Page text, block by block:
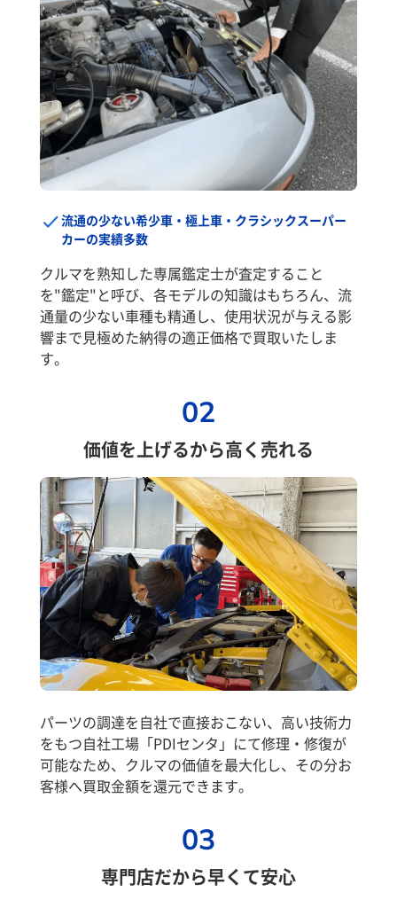
流通の少ない希少車・極上車・クラシックスーパー
カーの実績多数
クルマを熟知した専属鑑定士が査定すること
を"鑑定"と呼び、各モデルの知識はもちろん、流
通量の少ない車種も精通し、使用状況が与える影
響まで見極めた納得の適正価格で買取いたしま
す。
02
価値を上げるから高く売れる
パーツの調達を自社で直接おこない、高い技術力
をもつ自社工場「PDIセンタ」にて修理・修復が
可能なため、クルマの価値を最大化し、その分お
客様へ買取金額を還元できます。
03
専門店だから早くて安心